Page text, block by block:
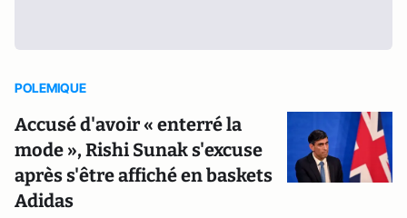
POLEMIQUE
Accusé d'avoir « enterré la
mode », Rishi Sunak s'excuse
après s'être affiché en baskets
Adidas